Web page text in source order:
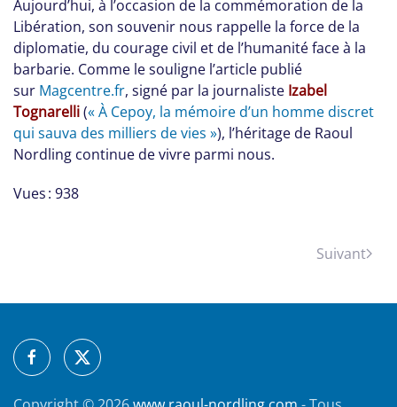
Aujourd’hui, à l’occasion de la commémoration de la
Libération, son souvenir nous rappelle la force de la
diplomatie, du courage civil et de l’humanité face à la
barbarie. Comme le souligne l’article publié
sur Magcentre.fr, signé par la journaliste Izabel
Tognarelli(« À Cepoy, la mémoire d’un homme discret
qui sauva des milliers de vies »), l’héritage de Raoul
Nordling continue de vivre parmi nous.
Vues : 938
Suivant